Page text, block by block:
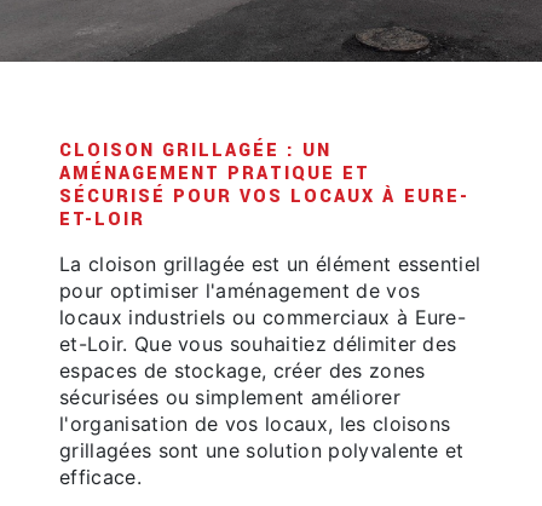
CLOISON GRILLAGÉE : UN
AMÉNAGEMENT PRATIQUE ET
SÉCURISÉ POUR VOS LOCAUX À EURE-
ET-LOIR
La cloison grillagée est un élément essentiel
pour optimiser l'aménagement de vos
locaux industriels ou commerciaux à Eure-
et-Loir. Que vous souhaitiez délimiter des
espaces de stockage, créer des zones
sécurisées ou simplement améliorer
l'organisation de vos locaux, les cloisons
grillagées sont une solution polyvalente et
efficace.